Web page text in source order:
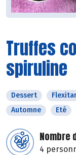
Truffes
spiruline
Dessert
Automne
Eté
Nombre
4